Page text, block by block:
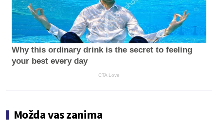
Why this ordinary drink is the secret to feeling
your best every day
CTA Love
Možda vas zanima